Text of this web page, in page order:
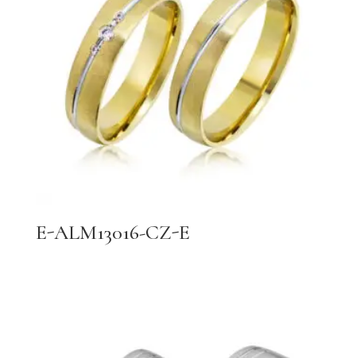
E-ALM13016-CZ-E